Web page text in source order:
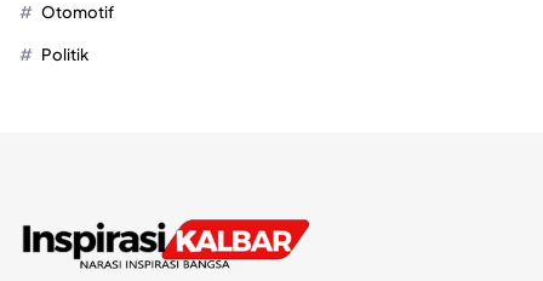
Otomotif
Politik